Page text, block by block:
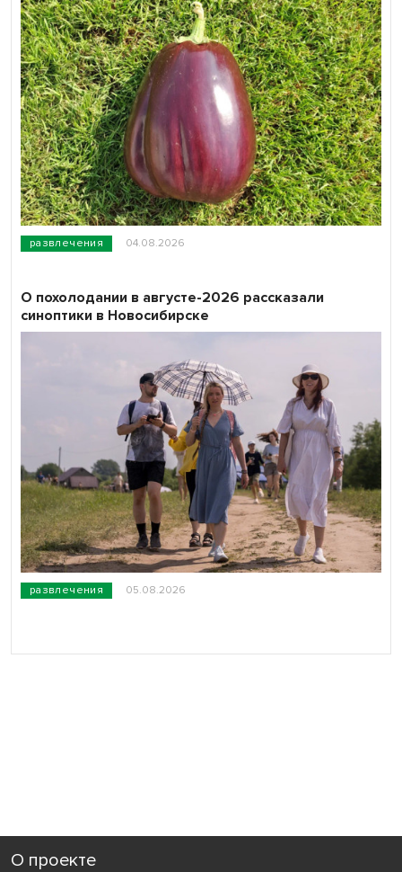
развлечения 04.08.2026
развлечения 05.08.2026
О похолодании в августе-2026 рассказали
синоптики в Новосибирске
О проекте